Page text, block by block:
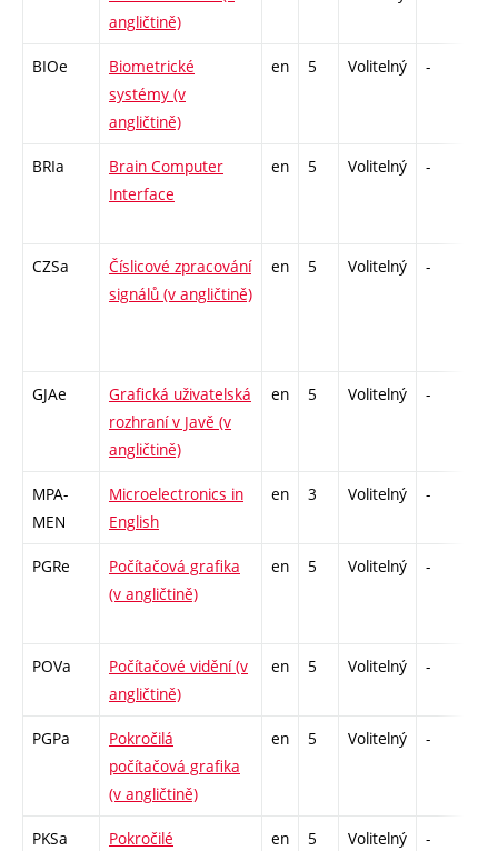
angličtině)
BIOe
Biometrické
systémy (v
angličtině)
en 5 Volitelný -
BRIa
Brain Computer
Interface
en 5 Volitelný -
CZSa
Číslicové zpracování
signálů (v angličtině)
en 5 Volitelný -
GJAe
Grafická uživatelská
rozhraní v Javě (v
angličtině)
en 5 Volitelný -
MPA-
MEN
Microelectronics in
English
en 3 Volitelný -
PGRe
Počítačová grafika
(v angličtině)
en 5 Volitelný -
POVa
Počítačové vidění (v
angličtině)
en 5 Volitelný -
PGPa
Pokročilá
počítačová grafika
(v angličtině)
en 5 Volitelný -
PKSa
Pokročilé
en 5 Volitelný -